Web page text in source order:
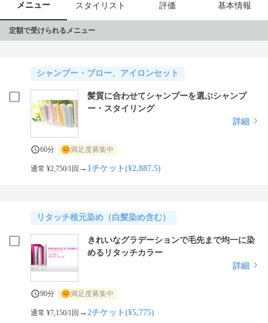
メニュー スタイリスト 評価 基本情報
定額で受けられるメニュー
シャンプー・ブロー、アイロンセット
髪質に合わせてシャンプーを選ぶシャンプ
ー・スタイリング
詳細
60分 満足度募集中
通常 ¥2,750/1回 → 1チケット(¥2,887.5)
リタッチ根元染め（白髪染め含む）
きれいなグラデーションで毛先まで均一に染
めるリタッチカラー
詳細
90分 満足度募集中
通常 ¥7,150/1回 →2チケット(¥5,775)